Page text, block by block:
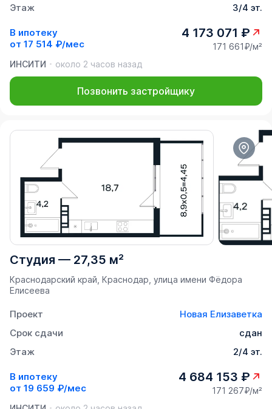
Этаж
3/4 эт.
В ипотеку
от 17 514 ₽/мес
4 173 071 ₽
171 661₽/м²
ИНСИТИ
около 2 часов назад
Позвонить застройщику
Студия — 27,35 м²
Краснодарский край, Краснодар, улица имени Фёдора
Елисеева
Проект
Новая Елизаветка
Срок сдачи
сдан
Этаж
2/4 эт.
В ипотеку
от 19 659 ₽/мес
4 684 153 ₽
171 267₽/м²